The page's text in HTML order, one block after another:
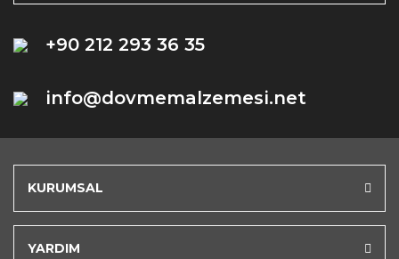
+90 212 293 36 35
info@dovmemalzemesi.net
KURUMSAL
YARDIM